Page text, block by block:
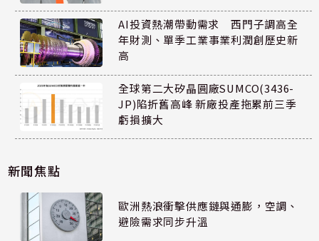
AI投資熱潮帶動需求 西門子調高全
年財測、單季工業事業利潤創歷史新
高
全球第二大矽晶圓廠SUMCO(3436-
JP)陷折舊高峰 新廠投產拖累前三季
虧損擴大
新聞焦點
歐洲熱浪衝擊供應鏈與通膨，空調、
避險需求同步升溫